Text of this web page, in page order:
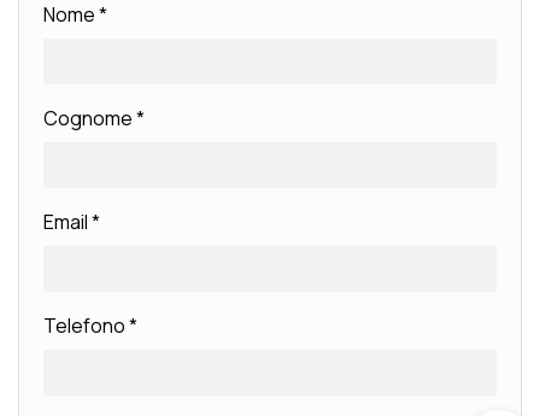
Nome*
Cognome*
Email*
Telefono*